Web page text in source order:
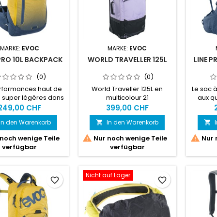
MARKE: EVOC
10L BACKPACK
(0)
haut de
légères dans
la plus compacte :
ultime
maximale
2) et d'un soutien
en fait le sac
protecteur parfait
courses ou les
CHF
den Warenkorb
wenige Teile
verfügbar
MARKE: EVOC
WORLD TRAVELLER 125L
(0)
World Traveller 125L en
multicolour 21
399,00 CHF
 In den Warenkorb
 Nur noch wenige Teile
verfügbar
LINE
Le sac
aux
grâce
la

 Nur
favorite_border
Nicht auf Lager
favorite_border